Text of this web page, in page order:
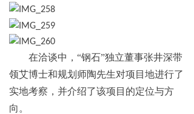
在洽谈中，“钢石”独立董事张井深带
领艾博士和规划师陶先生对项目地进行了
实地考察，并介绍了该项目的定位与方
向。